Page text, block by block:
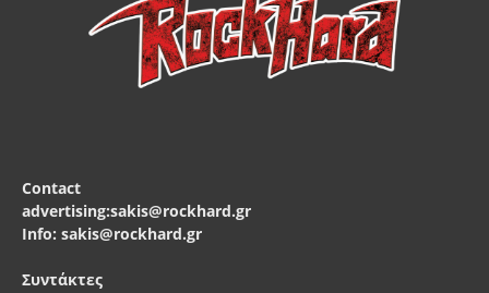
Contact
advertising:sakis@rockhard.gr
Info: sakis@rockhard.gr
Συντάκτες